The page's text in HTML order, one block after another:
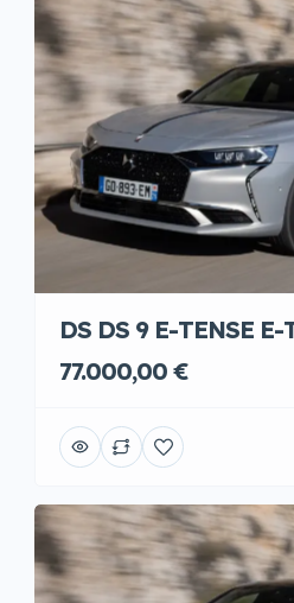
DS DS 9 E-TENSE
77.000,00 €